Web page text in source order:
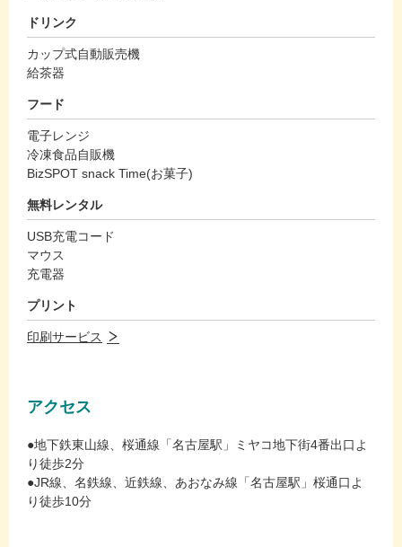
ドリンク
カップ式自動販売機
給茶器
フード
電子レンジ
冷凍食品自販機
BizSPOT snack Time(お菓子)
無料レンタル
USB充電コード
マウス
充電器
プリント
印刷サービス
アクセス
●地下鉄東山線、桜通線「名古屋駅」ミヤコ地下街4番出口よ
り徒歩2分
●JR線、名鉄線、近鉄線、あおなみ線「名古屋駅」桜通口よ
り徒歩10分